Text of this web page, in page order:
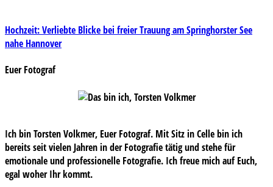
Beitragsnavigation
Hochzeit: Verliebte Blicke bei freier Trauung am Springhorster See
nahe Hannover
Euer Fotograf
Ich bin Torsten Volkmer, Euer Fotograf. Mit Sitz in Celle bin ich
bereits seit vielen Jahren in der Fotografie tätig und stehe für
emotionale und professionelle Fotografie. Ich freue mich auf Euch,
egal woher Ihr kommt.